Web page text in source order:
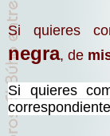
Si quieres
negra, de
Si quieres